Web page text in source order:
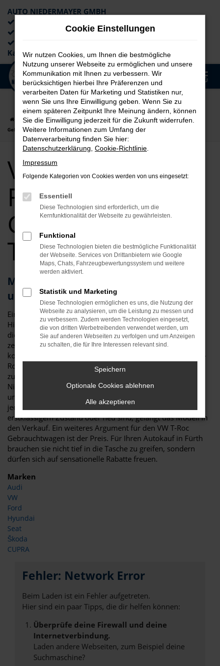
Zum
Hauptinhalt
springen
AUTO NIEDERMAYER GMBH
Lieferung an die Haustür
Kaufabwicklung
MENÜ
Startseite Fürth VW VW T-Roc
VW T-Roc für Fürth
Gebrauchtwagen Top Angebote
VW T-Roc für
Fürth
Gebrauchtwagen
Top Angebote
Mit dem VW T-Roc Gebrauchtwagen
unterwegs in Fürth
Ein VW T-Roc Gebrauchtwagen ist gleich in mehrerlei
Hinsicht die perfekte Wahl für Fürth. An erster Stelle steht
die Qualität: der VW T-Roc gilt als besonders langlebig und
zeigt sich nur wenig anfällig für Pannen. Zu Reparaturen
kommt es nur selten und so erwerben Sie mit einem VW T-
Roc Gebrauchtwagen für Fürth ein durch und durch
zuverlässiges Fahrzeug. Hinzu kommt, dass wir bei Auto
Niedermayer jedes gebrauchte Fahrzeug einer
umfangreichen Kontrolle unterziehen. Nur, wenn wirklich
jedes Details stimmt und auch die Verschleißteile in
erstklassigem Zustand oder neu sind, gelangt das Modell in
den Verkauf. Ein weiteres Argument für den VW T-Roc
Gebrauchtwagen ist der Preis. Für Ihren Autokauf in Fürth
brauchen sie nicht tief in die Tasche zu greifen, sondern
dürfen sich auf sensationelle Rabatte freuen.
Marken
Audi
VW
Ford
Hyundai
Seat
Škoda
CUPRA
Fehler: Network Error
Beim Laden ist ein Fehler aufgetreten.
Hier sind ein paar Tipps, die dir helfen können:
Überprüfe deine Firewall und deine
Internetverbindung.
Laden andere Webseiten, zum Beispiel deine
Suchmaschine?
Cookie Einstellungen
Wir nutzen Cookies, um Ihnen die bestmögliche
Nutzung unserer Webseite zu ermöglichen und unsere
Kommunikation mit Ihnen zu verbessern. Wir
berücksichtigen hierbei Ihre Präferenzen und
verarbeiten Daten für Marketing und Statistiken nur,
wenn Sie uns Ihre Einwilligung geben. Wenn Sie zu
einem späteren Zeitpunkt Ihre Meinung ändern, können
Sie die Einwilligung jederzeit für die Zukunft widerrufen.
Weitere Informationen zum Umfang der
Datenverarbeitung finden Sie hier:
Datenschutzerklärung Cookie-Richtlinie
Impressum
Folgende Kategorien von Cookies werden von uns eingesetzt:
Essentiell
Diese Technologien sind erforderlich, um die
Kernfunktionalität der Webseite zu gewährleisten.
Funktional
Diese Technologien bieten die bestmögliche Funktionalität
der Webseite. Services von Drittanbietern wie Google
Maps, Chats, Fahrzeugbewertungssystem und weitere
werden aktiviert.
Statistik und Marketing
Diese Technologien ermöglichen es uns, die Nutzung der
Webseite zu analysieren, um die Leistung zu messen und
zu verbessern. Zudem werden Technologien eingesetzt,
die von dritten Werbetreibenden verwendet werden, um
Sie auf anderen Webseiten zu verfolgen und um Anzeigen
zu schalten, die für Ihre Interessen relevant sind.
Speichern
Optionale Cookies ablehnen
Alle akzeptieren